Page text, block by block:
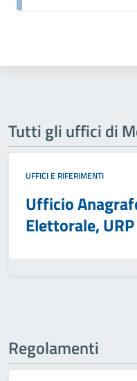
Tutti gli uffici di
UFFICI E RIFERIMENTI
Ufficio
Elettorale, URP
Regolamenti